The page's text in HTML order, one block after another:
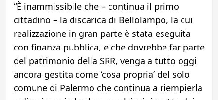
“È inammissibile che – continua il primo
cittadino – la discarica di Bellolampo, la cui
realizzazione in gran parte è stata eseguita
con finanza pubblica, e che dovrebbe far parte
del patrimonio della SRR, venga a tutto oggi
ancora gestita come ‘cosa propria’ del solo
comune di Palermo che continua a riempierla